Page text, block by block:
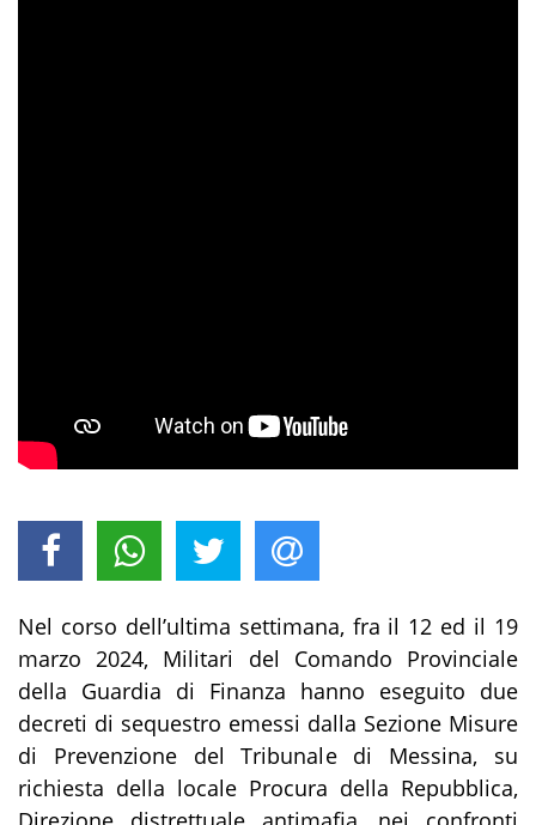
Nel corso dell’ultima settimana, fra il 12 ed il 19
marzo 2024, Militari del Comando Provinciale
della Guardia di Finanza hanno eseguito due
decreti di sequestro emessi dalla Sezione Misure
di Prevenzione del Tribunale di Messina, su
richiesta della locale Procura della Repubblica,